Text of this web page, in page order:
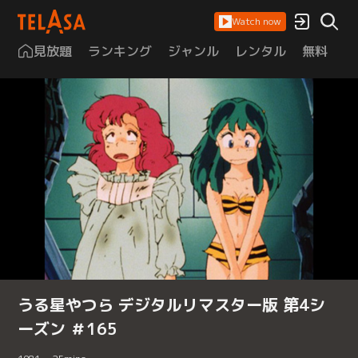
Watch now
見放題 ランキング ジャンル レンタル 無料
うる星やつら デジタルリマスター版 第4シ
ーズン ＃165